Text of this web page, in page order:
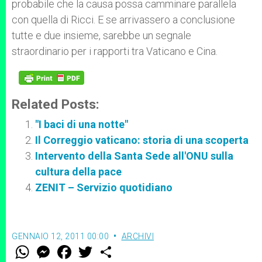
probabile che la causa possa camminare parallela
con quella di Ricci. E se arrivassero a conclusione
tutte e due insieme, sarebbe un segnale
straordinario per i rapporti tra Vaticano e Cina.
Related Posts:
"I baci di una notte"
Il Correggio vaticano: storia di una scoperta
Intervento della Santa Sede all'ONU sulla
cultura della pace
ZENIT – Servizio quotidiano
GENNAIO 12, 2011 00:00 ARCHIVI
W M
e
F
a w